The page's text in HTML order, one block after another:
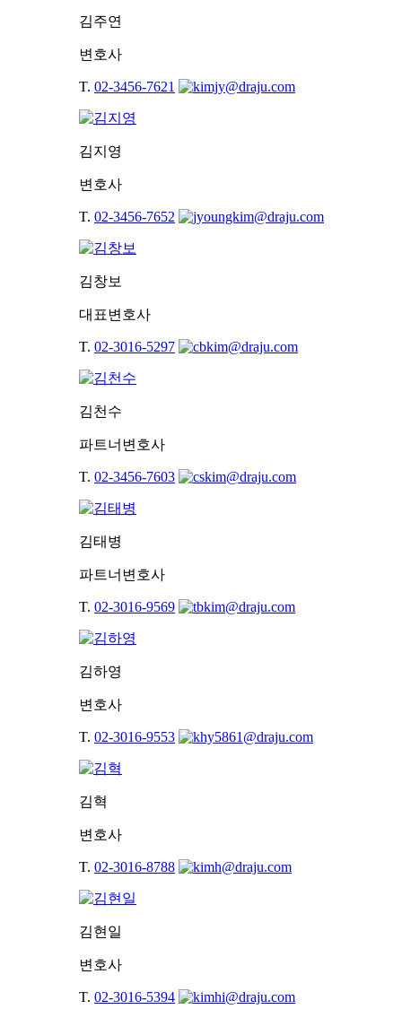
김주연
변호사
T. 02-3456-7621
김지영
변호사
T. 02-3456-7652
김창보
대표변호사
T. 02-3016-5297
김천수
파트너변호사
T. 02-3456-7603
김태병
파트너변호사
T. 02-3016-9569
김하영
변호사
T. 02-3016-9553
김혁
변호사
T. 02-3016-8788
김현일
변호사
T. 02-3016-5394